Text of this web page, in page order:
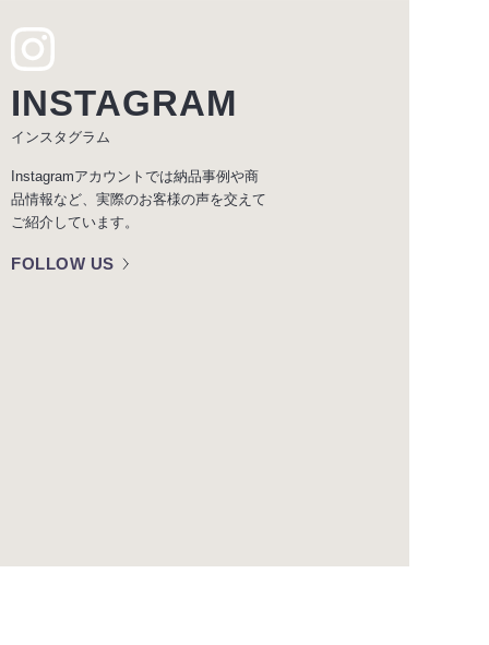
INSTAGRAM
インスタグラム
Instagramアカウントでは納品事例や商
品情報など、実際のお客様の声を交えて
ご紹介しています。
FOLLOW US